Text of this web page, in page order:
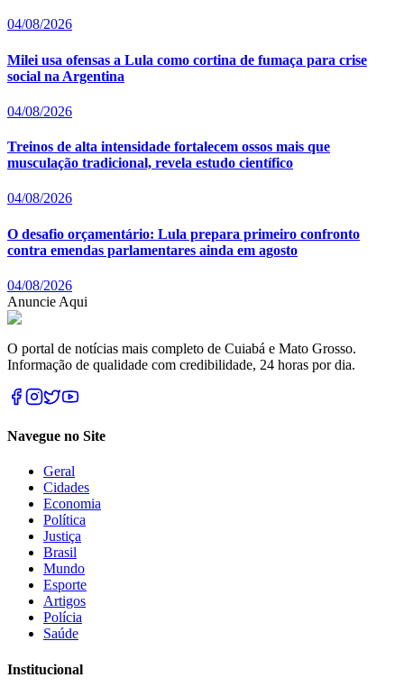
04/08/2026
Milei usa ofensas a Lula como cortina de fumaça para crise
social na Argentina
04/08/2026
Treinos de alta intensidade fortalecem ossos mais que
musculação tradicional, revela estudo científico
04/08/2026
O desafio orçamentário: Lula prepara primeiro confronto
contra emendas parlamentares ainda em agosto
04/08/2026
Anuncie Aqui
O portal de notícias mais completo de Cuiabá e Mato Grosso.
Informação de qualidade com credibilidade, 24 horas por dia.
Navegue no Site
Geral
Cidades
Economia
Política
Justiça
Brasil
Mundo
Esporte
Artigos
Polícia
Saúde
Institucional